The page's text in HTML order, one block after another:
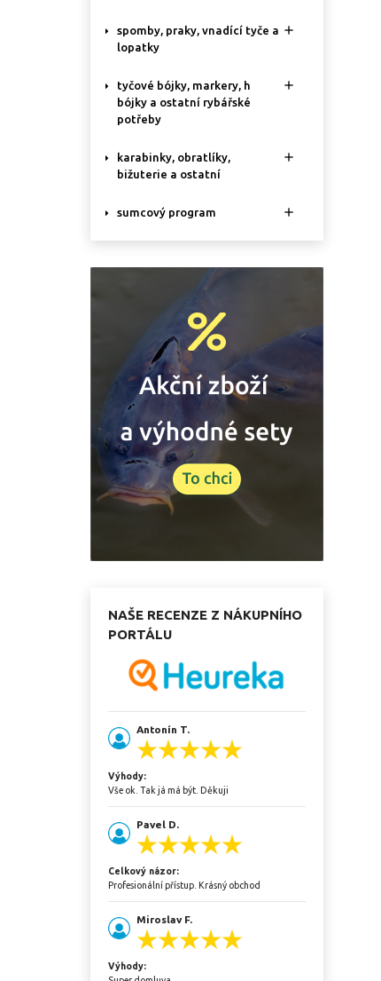
spomby, praky, vnadící tyče a
lopatky

tyčové bójky, markery, h
bójky a ostatní rybářské
potřeby

karabinky, obratlíky,
bižuterie a ostatní

sumcový program 
NAŠE RECENZE Z NÁKUPNÍHO
PORTÁLU
Antonín T.
Výhody:
Vše ok. Tak já má být. Děkuji
Pavel D.
Celkový názor:
Profesionální přístup. Krásný obchod
Miroslav F.
Výhody: